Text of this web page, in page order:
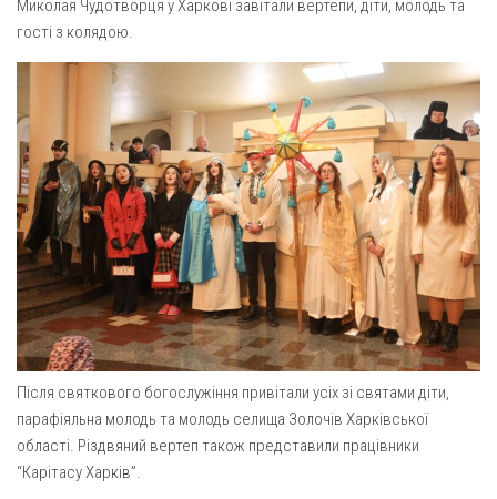
Архистратига Михаїла (с. Пригарівка)
Благовіщення Пресвятої Богородиці (с. Шевченки)
Введення у храм Пресвятої Богородиці (с. Дашківка)
Вознесіння ГНІХ (с. Витівка)
Вознесіння Господнього (м. Кобеляки)
Пророка Іллі (смт. Білики)
Різдва Пресвятої Богородиці (с. Вільховатка)
Св. Апостола Андрія Первозванного (с. Засулля)
Св. Миколая (с. Деменки)
Успіння Пресвятої Богородиці (м. Кременчук)
Успіння Пресвятої Богородиці (м. Лубни)
Парохії Сумської області
Введення в храм Богородиці (м. Суми)
Матері Божої Неустанної Помочі (м. Охтирка)
Миколая Чудотворця у Харкові завітали вертепи, діти, молодь та
гості з колядою.
Після святкового богослужіння привітали усіх зі святами діти,
парафіяльна молодь та молодь селища Золочів Харківської
області. Різдвяний вертеп також представили працівники
“Карітасу Харків”.